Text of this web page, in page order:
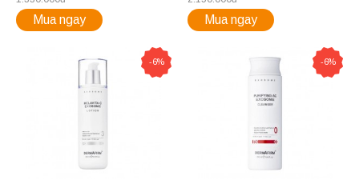
Mua ngay Mua ngay
-6% -6%